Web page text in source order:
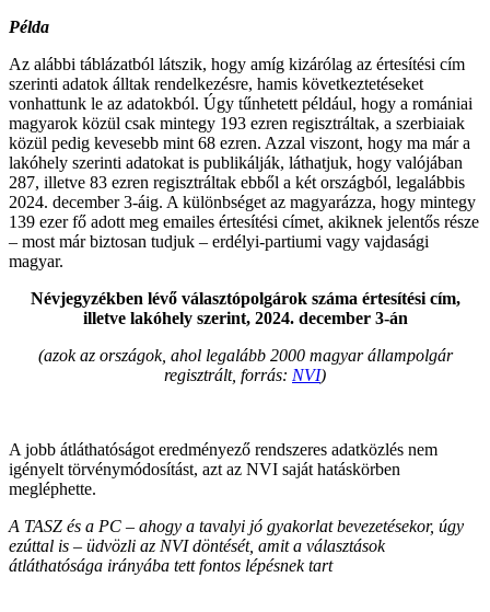
Példa
Az alábbi táblázatból látszik, hogy amíg kizárólag az értesítési cím
szerinti adatok álltak rendelkezésre, hamis következtetéseket
vonhattunk le az adatokból. Úgy tűnhetett például, hogy a romániai
magyarok közül csak mintegy 193 ezren regisztráltak, a szerbiaiak
közül pedig kevesebb mint 68 ezren. Azzal viszont, hogy ma már a
lakóhely szerinti adatokat is publikálják, láthatjuk, hogy valójában
287, illetve 83 ezren regisztráltak ebből a két országból, legalábbis
2024. december 3-áig. A különbséget az magyarázza, hogy mintegy
139 ezer fő adott meg emailes értesítési címet, akiknek jelentős része
– most már biztosan tudjuk – erdélyi-partiumi vagy vajdasági
magyar.
Névjegyzékben lévő választópolgárok száma értesítési cím,
illetve lakóhely szerint, 2024. december 3-án
(azok az országok, ahol legalább 2000 magyar állampolgár
regisztrált, forrás: NVI)
A jobb átláthatóságot eredményező rendszeres adatközlés nem
igényelt törvénymódosítást, azt az NVI saját hatáskörben
megléphette.
A TASZ és a PC – ahogy a tavalyi jó gyakorlat bevezetésekor, úgy
ezúttal is – üdvözli az NVI döntését, amit a választások
átláthatósága irányába tett fontos lépésnek tart